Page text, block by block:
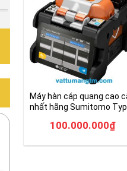
Máy hàn cáp quang cao
nhất hãng Sumitomo
100.000.000₫